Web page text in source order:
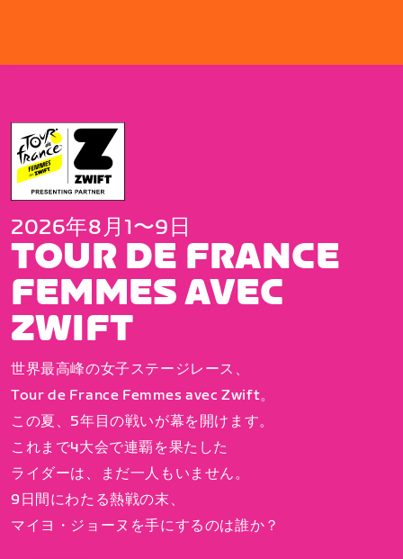
2026年8月1〜9日
TOUR DE FRANCE
FEMMES AVEC
ZWIFT
世界最高峰の女子ステージレース、
Tour de France Femmes avec Zwift。
この夏、5年目の戦いが幕を開けます。
これまで4大会で連覇を果たした
ライダーは、まだ一人もいません。
9日間にわたる熱戦の末、
マイヨ・ジョーヌを手にするのは誰か？